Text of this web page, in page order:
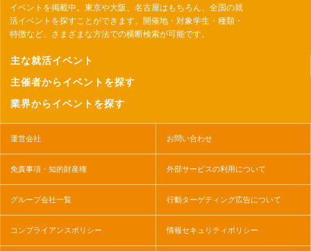
イベントを掲載中。東京や大阪、名古屋はもちろん、全国の就
活イベントを探すことができます。開催地・対象学生・種類・
特徴など、さまざまな方法での横断検索が可能です。
主な就活イベント
主催者からイベントを探す
業界からイベントを探す
運営会社 お問い合わせ
免責事項・知的財産権 外部サービスの利用について
グループ会社一覧 行動ターゲティング広告について
コンプライアンスポリシー 情報セキュリティポリシー